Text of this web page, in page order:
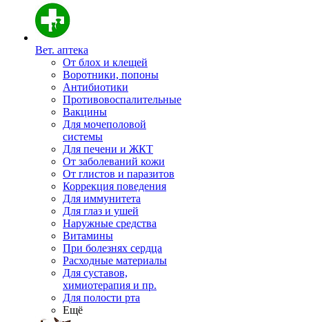
Вет. аптека
От блох и клещей
Воротники, попоны
Антибиотики
Противовоспалительные
Вакцины
Для мочеполовой
системы
Для печени и ЖКТ
От заболеваний кожи
От глистов и паразитов
Коррекция поведения
Для иммунитета
Для глаз и ушей
Наружные средства
Витамины
При болезнях сердца
Расходные материалы
Для суставов,
химиотерапия и пр.
Для полости рта
Ещё